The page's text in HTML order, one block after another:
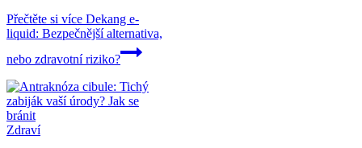
Přečtěte si více Dekang e-
liquid: Bezpečnější alternativa,
nebo zdravotní riziko?
Zdraví